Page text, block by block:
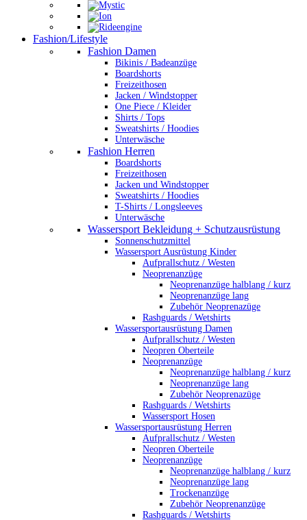
Fashion/Lifestyle
Fashion Damen
Bikinis / Badeanzüge
Boardshorts
Freizeithosen
Jacken / Windstopper
One Piece / Kleider
Shirts / Tops
Sweatshirts / Hoodies
Unterwäsche
Fashion Herren
Boardshorts
Freizeithosen
Jacken und Windstopper
Sweatshirts / Hoodies
T-Shirts / Longsleeves
Unterwäsche
Wassersport Bekleidung + Schutzausrüstung
Sonnenschutzmittel
Wassersport Ausrüstung Kinder
Aufprallschutz / Westen
Neoprenanzüge
Neoprenanzüge halblang / kurz
Neoprenanzüge lang
Zubehör Neoprenazüge
Rashguards / Wetshirts
Wassersportausrüstung Damen
Aufprallschutz / Westen
Neopren Oberteile
Neoprenanzüge
Neoprenanzüge halblang / kurz
Neoprenanzüge lang
Zubehör Neoprenazüge
Rashguards / Wetshirts
Wassersport Hosen
Wassersportausrüstung Herren
Aufprallschutz / Westen
Neopren Oberteile
Neoprenanzüge
Neoprenanzüge halblang / kurz
Neoprenanzüge lang
Trockenanzüge
Zubehör Neoprenanzüge
Rashguards / Wetshirts